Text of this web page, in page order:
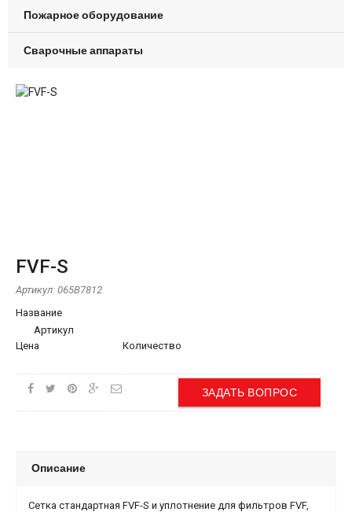
Пожарное оборудование
Сварочные аппараты
FVF-S
Артикул: 065B7812
Название
Артикул
Цена
Количество
ЗАДАТЬ ВОПРОС
Описание
Сетка стандартная FVF-S и уплотнение для фильтров FVF,